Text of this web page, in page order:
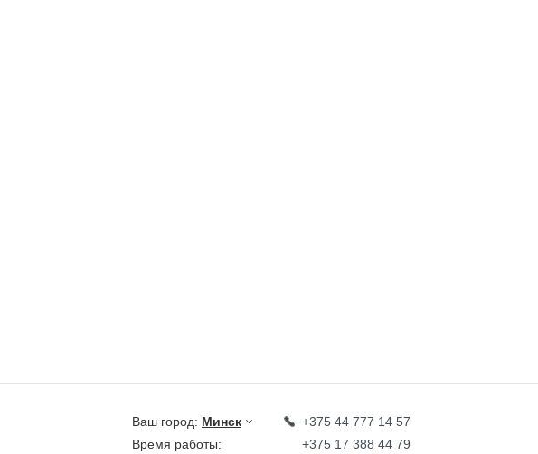
Ваш город: Минск
Время работы:
+375 44 777 14 57
+375 17 388 44 79